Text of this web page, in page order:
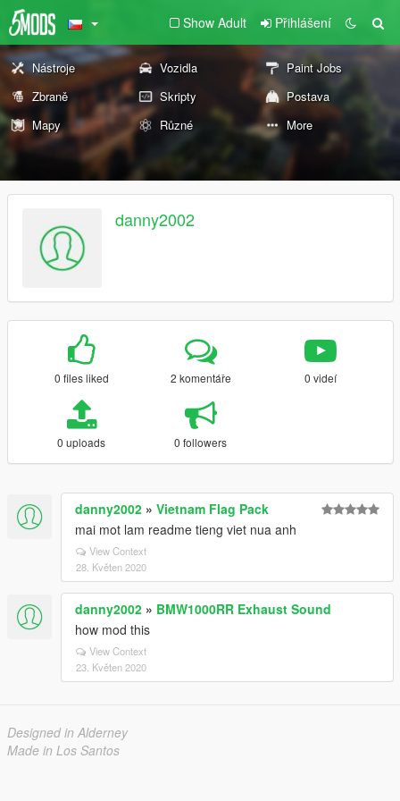
Show Adult Přihlášení
Nástroje Vozidla
Paint Jobs
Zbraně
Skripty
Postava
Mapy
Různé More
danny2002
0 files liked 2 komentáře 0 videí
0 uploads 0 followers
danny2002 » Vietnam Flag Pack
mai mot lam readme tieng viet nua anh
View Context
28. Květen 2020
danny2002 » BMW1000RR Exhaust Sound
how mod this
View Context
23. Květen 2020
Designed in Alderney
Made in Los Santos